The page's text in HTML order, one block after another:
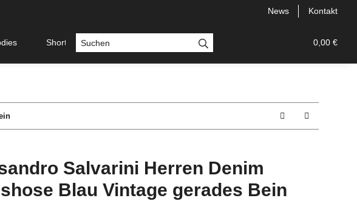
News Kontakt
0,00 €
Shorts & Bermudas
Salvarini Herren Denim
Blau Vintage gerades Bein